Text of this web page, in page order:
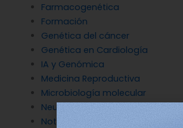
Farmacogenética
Formación
Genética del cáncer
Genética en Cardiología
IA y Genómica
Medicina Reproductiva
Microbiología molecular
Neurociencia
Noticias de Genotipia